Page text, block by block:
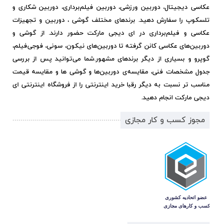
عکاسی دیجیتال، دوربین ورزشی، دوربین فیلم‌برداری، دوربین شکاری و
تلسکوپ را سفارش دهید. برندهای مختلف گوشی ، دوربین و تجهیزات
عکاسی و فیلم‌برداری در ای دیجی مارکت حضور دارند. از گوشی و
دوربین‌های عکاسی کانن گرفته تا دوربین‌های نیکون، سونی، فوجی‌فیلم،
گوپرو و بسیاری از دیگر برندهای مشهور.شما می‌توانید پس از بررسی
جدول مشخصات فنی، مقایسه‌ی دوربین‌ها و گوشی ها و مقایسه قیمت
مناسب تر نسبت به دیگر رقبا خرید اینترنتی را از فروشگاه اینترنتی ای
دیجی مارکت انجام دهید.
مجوز کسب و کار مجازی